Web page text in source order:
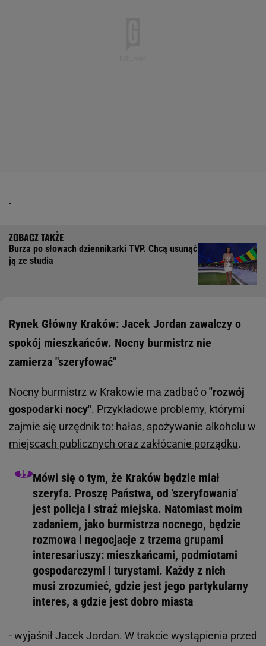
Burza po słowach dziennikarki TVP. Chcą usunąć
ją ze studia
Rynek Główny Kraków: Jacek Jordan zawalczy o
spokój mieszkańców. Nocny burmistrz nie
zamierza "szeryfować"
Nocny burmistrz w Krakowie ma zadbać o"rozwój
gospodarki nocy". Przykładowe problemy, którymi
zajmie się urzędnik to: hałas, spożywanie alkoholu w
miejscach publicznych oraz zakłócanie porządku.
Mówi się o tym, że Kraków będzie miał
szeryfa. Proszę Państwa, od 'szeryfowania'
jest policja i straż miejska. Natomiast moim
zadaniem, jako burmistrza nocnego, będzie
rozmowa i negocjacje z trzema grupami
interesariuszy: mieszkańcami, podmiotami
gospodarczymi i turystami. Każdy z nich
musi zrozumieć, gdzie jest jego partykularny
interes, a gdzie jest dobro miasta
- wyjaśnił Jacek Jordan. W trakcie wystąpienia przed